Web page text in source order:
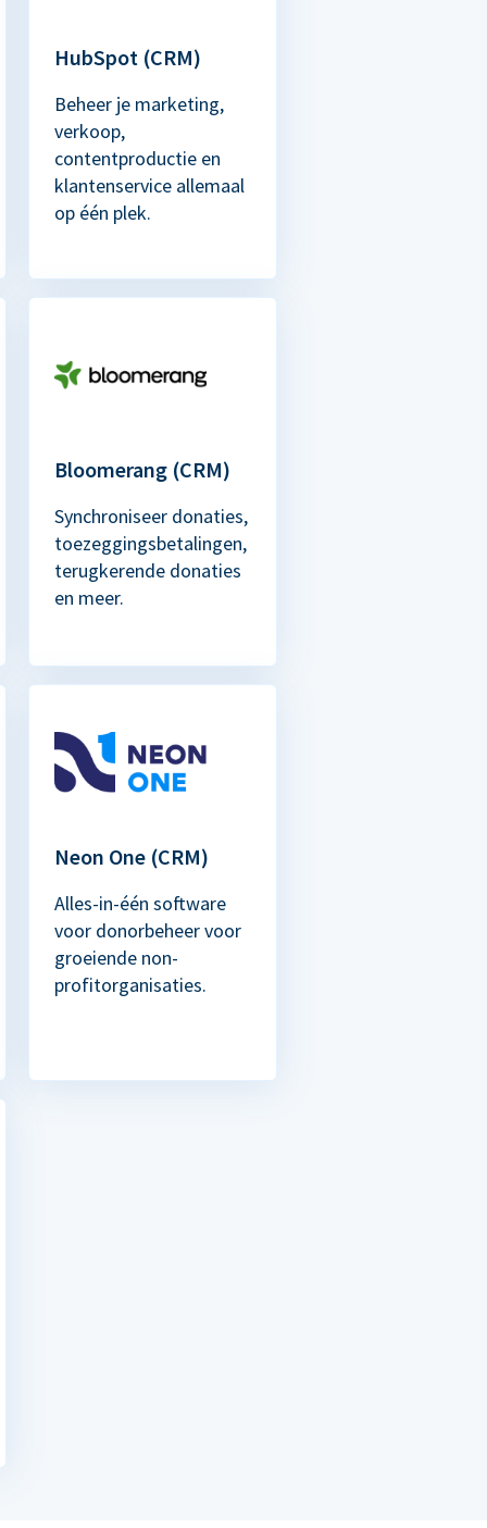
HubSpot (CRM)
Beheer je marketing,
verkoop,
contentproductie en
klantenservice allemaal
op één plek.
Bloomerang (CRM)
Synchroniseer donaties,
toezeggingsbetalingen,
terugkerende donaties
en meer.
Neon One (CRM)
Alles-in-één software
voor donorbeheer voor
groeiende non-
profitorganisaties.